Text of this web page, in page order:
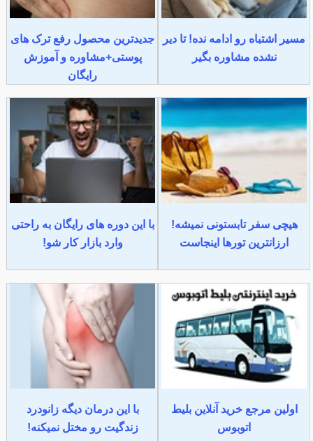
مسیر اشتباه رو ادامه نده! تا دیر
نشده مشاوره بگیر
جدیدترین محصول رفع ترک های
پوستی+مشاوره و آموزش
رایگان
هیچی سفر تابستونی نمیشه!
ارزانترین تورها اینجاست
با این دوره های رایگان به راحتی
وارد بازار کار شو!
اولین مرجع خرید آنلاین بلیط
اتوبوس
با این درمان دیگه زانودرد
زندگیت رو مختل نمیکنه!